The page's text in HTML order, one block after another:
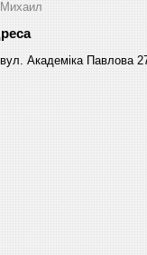
Михаил
вул. Академіка Павлова